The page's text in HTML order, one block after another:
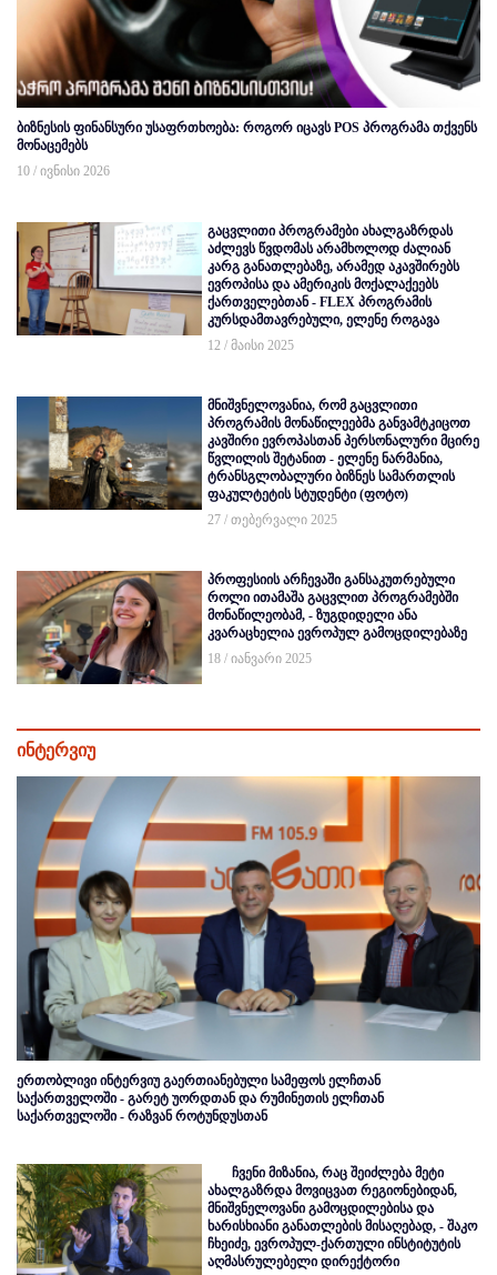
ბიზნესის ფინანსური უსაფრთხოება: როგორ იცავს POS პროგრამა თქვენს
მონაცემებს
10 / ივნისი 2026
გაცვლითი პროგრამები ახალგაზრდას
აძლევს წვდომას არამხოლოდ ძალიან
კარგ განათლებაზე, არამედ აკავშირებს
ევროპისა და ამერიკის მოქალაქეებს
ქართველებთან - FLEX პროგრამის
კურსდამთავრებული, ელენე როგავა
12 / მაისი 2025
მნიშვნელოვანია, რომ გაცვლითი
პროგრამის მონაწილეებმა განვამტკიცოთ
კავშირი ევროპასთან პერსონალური მცირე
წვლილის შეტანით - ელენე ნარმანია,
ტრანსგლობალური ბიზნეს სამართლის
ფაკულტეტის სტუდენტი (ფოტო)
27 / თებერვალი 2025
პროფესიის არჩევაში განსაკუთრებული
როლი ითამაშა გაცვლით პროგრამებში
მონაწილეობამ, - ზუგდიდელი ანა
კვარაცხელია ევროპულ გამოცდილებაზე
18 / იანვარი 2025
ინტერვიუ
ერთობლივი ინტერვიუ გაერთიანებული სამეფოს ელჩთან
საქართველოში - გარეტ უორდთან და რუმინეთის ელჩთან
საქართველოში - რაზვან როტუნდუსთან
ჩვენი მიზანია, რაც შეიძლება მეტი
ახალგაზრდა მოვიცვათ რეგიონებიდან,
მნიშვნელოვანი გამოცდილებისა და
ხარისხიანი განათლების მისაღებად, - შაკო
ჩხეიძე, ევროპულ-ქართული ინსტიტუტის
აღმასრულებელი დირექტორი